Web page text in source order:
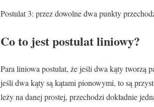
Postulat 3: przez dowolne dwa punkty
Co to jest postulat liniowy?
Para liniowa postulat, że jeśli dwa kąty tworzą
jeśli dwa kąty są kątami pionowymi, to są
leży na danej prostej, przechodzi dokładnie